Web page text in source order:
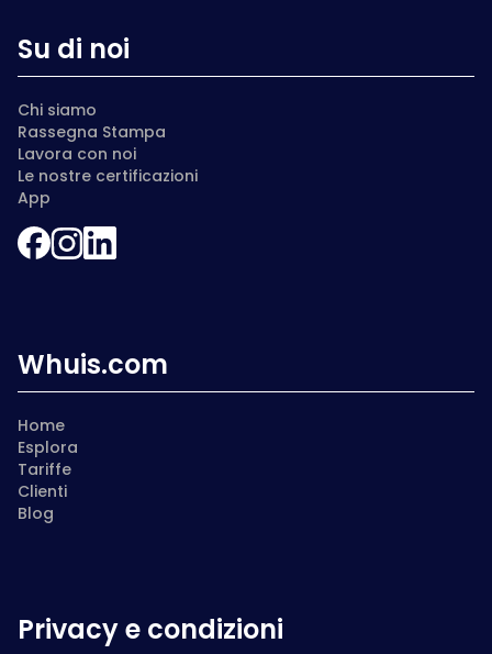
Su di noi
Chi siamo
Rassegna Stampa
Lavora con noi
Le nostre certificazioni
App
Whuis.com
Home
Esplora
Tariffe
Clienti
Blog
Privacy e condizioni